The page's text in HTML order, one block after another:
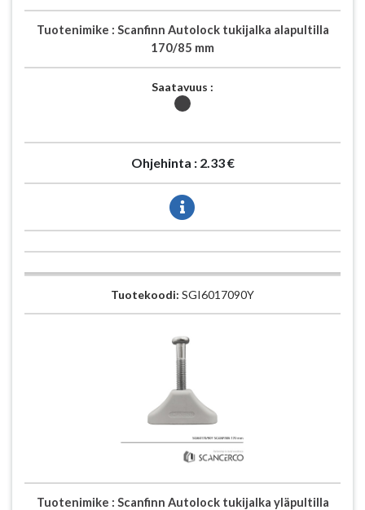
Tuotenimike : Scanfinn Autolock tukijalka alapultilla
170/85 mm
Saatavuus :
Ohjehinta : 2.33 €
Tuotekoodi: SGI6017090Y
Tuotenimike : Scanfinn Autolock tukijalka yläpultilla